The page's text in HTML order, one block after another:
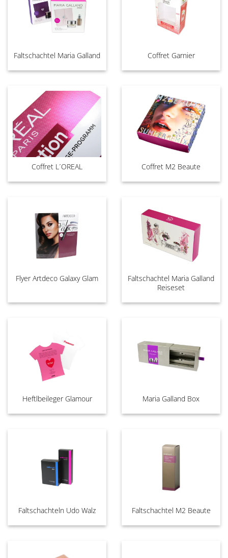
Faltschachtel Maria Galland Coffret Garnier
Coffret L´OREAL Coffret M2 Beaute
Flyer Artdeco Galaxy Glam
Faltschachtel Maria Galland
Reiseset
Heftlbeileger Glamour Maria Galland Box
Faltschachteln Udo Walz Faltschachtel M2 Beaute